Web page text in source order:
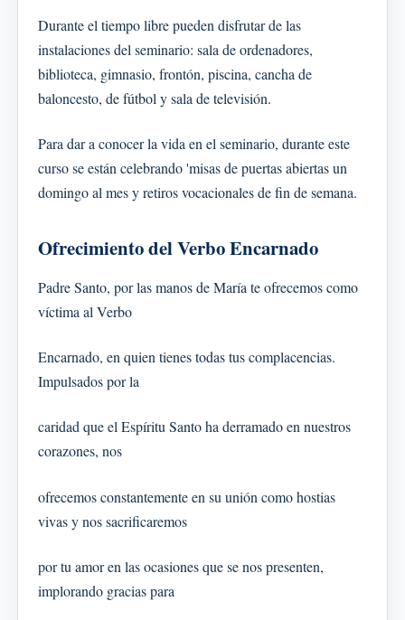
Durante el tiempo libre pueden disfrutar de las
instalaciones del seminario: sala de ordenadores,
biblioteca, gimnasio, frontón, piscina, cancha de
baloncesto, de fútbol y sala de televisión.
Para dar a conocer la vida en el seminario, durante este
curso se están celebrando 'misas de puertas abiertas un
domingo al mes y retiros vocacionales de fin de semana.
Ofrecimiento del Verbo Encarnado
Padre Santo, por las manos de María te ofrecemos como
víctima al Verbo
Encarnado, en quien tienes todas tus complacencias.
Impulsados por la
caridad que el Espíritu Santo ha derramado en nuestros
corazones, nos
ofrecemos constantemente en su unión como hostias
vivas y nos sacrificaremos
por tu amor en las ocasiones que se nos presenten,
implorando gracias para